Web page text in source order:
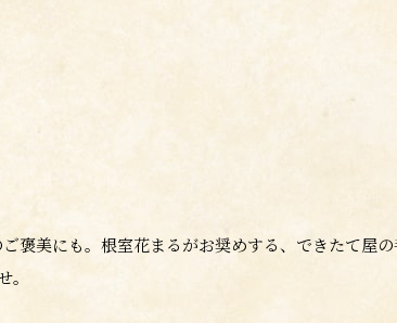
褒美にも。根室花まるがお奨めする、できたて屋